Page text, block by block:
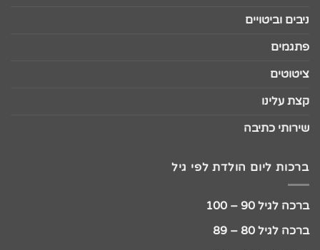
ניבים וביטויים
פתגמים
ציטוטים
קצת עלינו
שירותי כתיבה
ברכות ליום הולדת לפי גיל
ברכה לגיל 90 – 100
ברכה לגיל 80 – 89